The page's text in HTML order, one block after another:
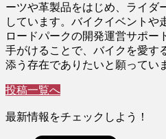
ーツや革製品をはじめ、ライダ
しています。バイクイベントや
ロードパークの開発運営サポー
手がけることで、バイクを愛す
添う存在でありたいと願ってい
投稿一覧へ
最新情報をチェックしよう！